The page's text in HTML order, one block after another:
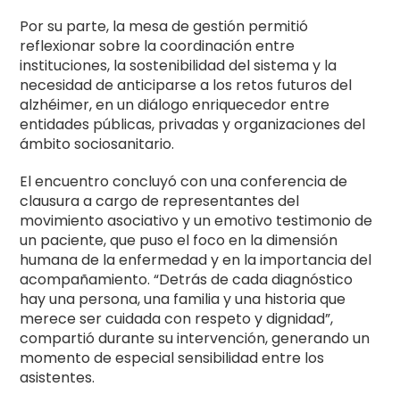
Por su parte, la mesa de gestión permitió
reflexionar sobre la coordinación entre
instituciones, la sostenibilidad del sistema y la
necesidad de anticiparse a los retos futuros del
alzhéimer, en un diálogo enriquecedor entre
entidades públicas, privadas y organizaciones del
ámbito sociosanitario.
El encuentro concluyó con una conferencia de
clausura a cargo de representantes del
movimiento asociativo y un emotivo testimonio de
un paciente, que puso el foco en la dimensión
humana de la enfermedad y en la importancia del
acompañamiento. “Detrás de cada diagnóstico
hay una persona, una familia y una historia que
merece ser cuidada con respeto y dignidad”,
compartió durante su intervención, generando un
momento de especial sensibilidad entre los
asistentes.